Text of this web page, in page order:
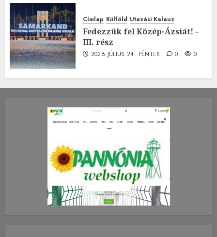
Címlap Külföld Utazási Kalauz
Fedezzük fel Közép-Ázsiát! –
III. rész
2026.JÚLIUS.24. PÉNTEK. 0 0